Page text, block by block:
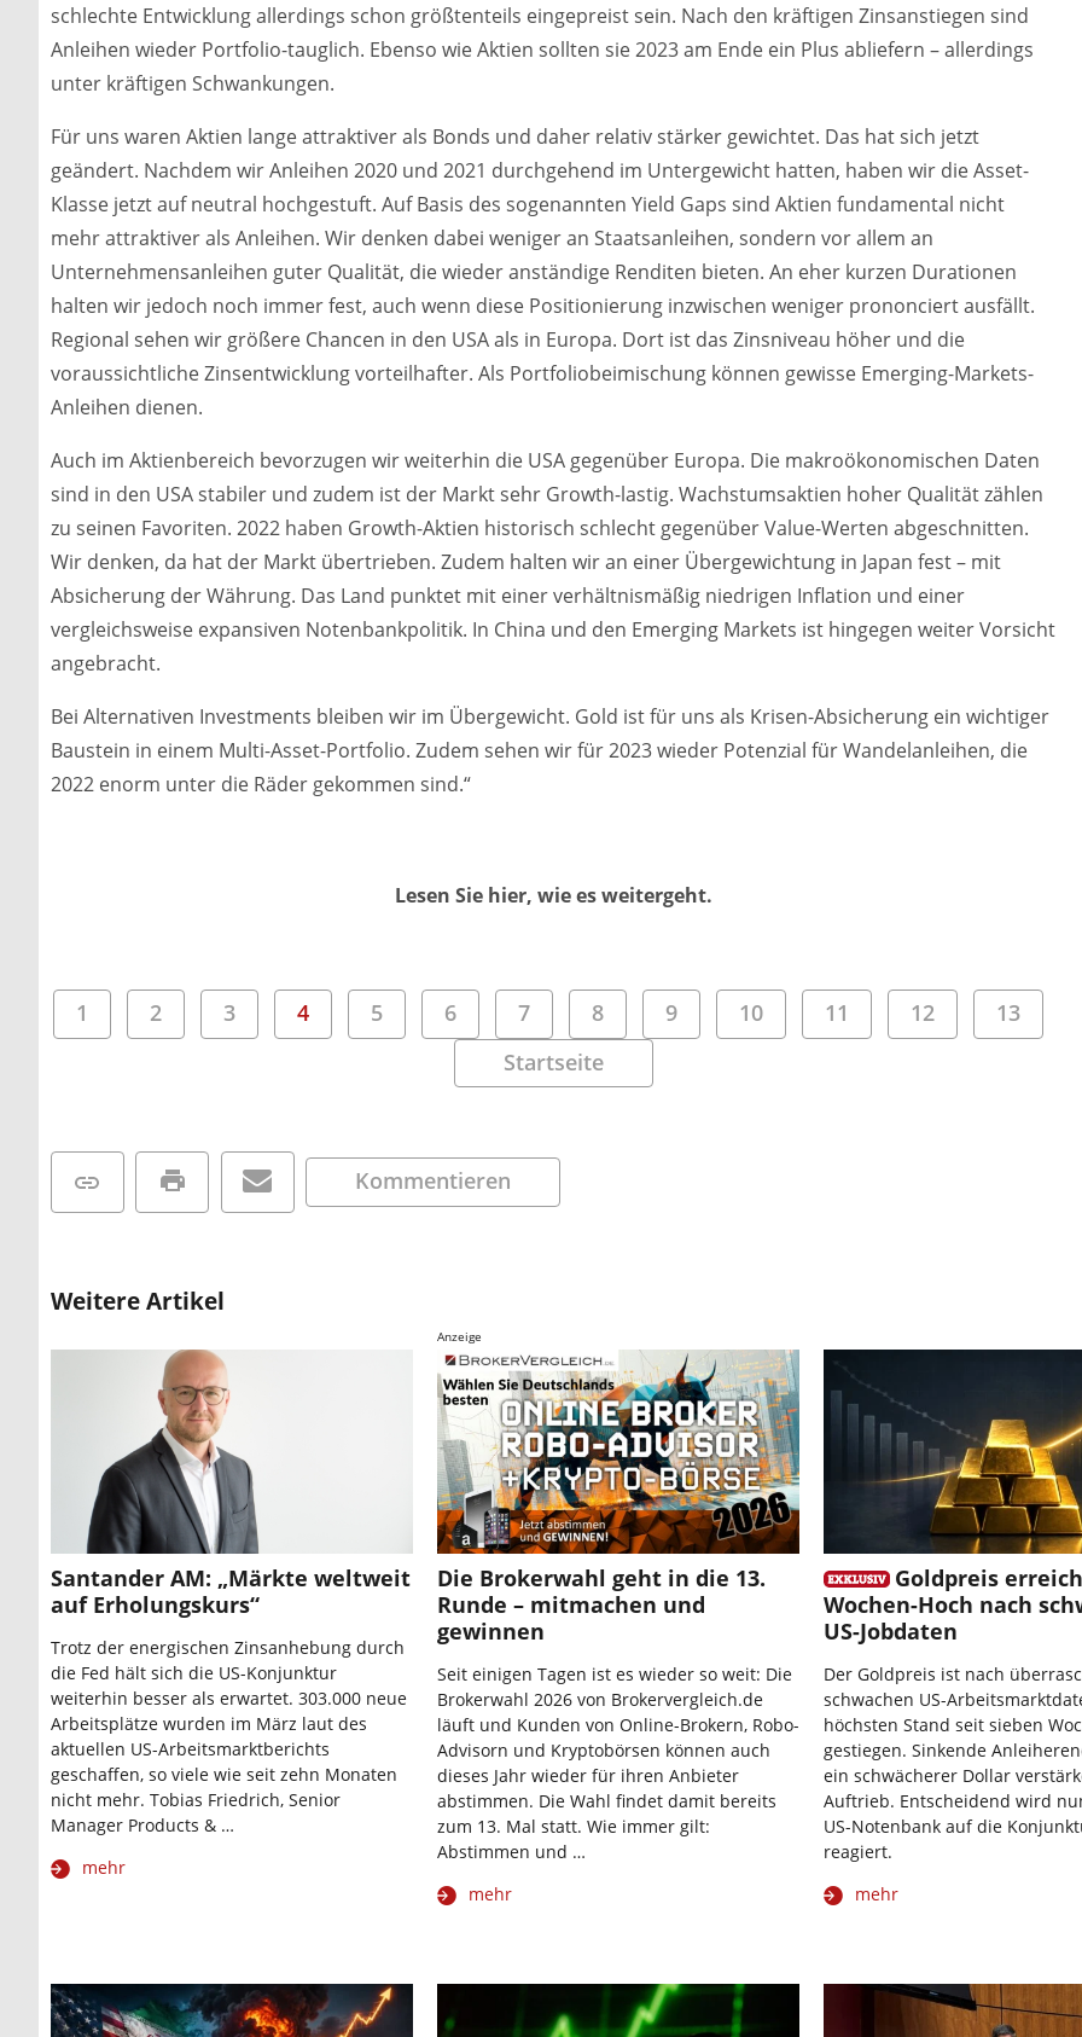
schlechte Entwicklung allerdings schon größtenteils eingepreist sein. Nach den kräftigen Zinsanstiegen sind
Anleihen wieder Portfolio-tauglich. Ebenso wie Aktien sollten sie 2023 am Ende ein Plus abliefern – allerdings
unter kräftigen Schwankungen.
Für uns waren Aktien lange attraktiver als Bonds und daher relativ stärker gewichtet. Das hat sich jetzt
geändert. Nachdem wir Anleihen 2020 und 2021 durchgehend im Untergewicht hatten, haben wir die Asset-
Klasse jetzt auf neutral hochgestuft. Auf Basis des sogenannten Yield Gaps sind Aktien fundamental nicht
mehr attraktiver als Anleihen. Wir denken dabei weniger an Staatsanleihen, sondern vor allem an
Unternehmensanleihen guter Qualität, die wieder anständige Renditen bieten. An eher kurzen Durationen
halten wir jedoch noch immer fest, auch wenn diese Positionierung inzwischen weniger prononciert ausfällt.
Regional sehen wir größere Chancen in den USA als in Europa. Dort ist das Zinsniveau höher und die
voraussichtliche Zinsentwicklung vorteilhafter. Als Portfoliobeimischung können gewisse Emerging-Markets-
Anleihen dienen.
Auch im Aktienbereich bevorzugen wir weiterhin die USA gegenüber Europa. Die makroökonomischen Daten
sind in den USA stabiler und zudem ist der Markt sehr Growth-lastig. Wachstumsaktien hoher Qualität zählen
zu seinen Favoriten. 2022 haben Growth-Aktien historisch schlecht gegenüber Value-Werten abgeschnitten.
Wir denken, da hat der Markt übertrieben. Zudem halten wir an einer Übergewichtung in Japan fest – mit
Absicherung der Währung. Das Land punktet mit einer verhältnismäßig niedrigen Inflation und einer
vergleichsweise expansiven Notenbankpolitik. In China und den Emerging Markets ist hingegen weiter Vorsicht
angebracht.
Bei Alternativen Investments bleiben wir im Übergewicht. Gold ist für uns als Krisen-Absicherung ein wichtiger
Baustein in einem Multi-Asset-Portfolio. Zudem sehen wir für 2023 wieder Potenzial für Wandelanleihen, die
2022 enorm unter die Räder gekommen sind.“
Lesen Sie hier, wie es weitergeht.
1 2 3 4 5 6 7 8 9 10 11 12
13
Startseite
Kommentieren
Weitere Artikel
Santander AM: „Märkte weltweit
auf Erholungskurs“
Trotz der energischen Zinsanhebung durch
die Fed hält sich die US-Konjunktur
weiterhin besser als erwartet. 303.000 neue
Arbeitsplätze wurden im März laut des
aktuellen US-Arbeitsmarktberichts
geschaffen, so viele wie seit zehn Monaten
nicht mehr. Tobias Friedrich, Senior
Manager Products & …
mehr
Anzeige
Die Brokerwahl geht in die 13.
Runde – mitmachen und
gewinnen
Seit einigen Tagen ist es wieder so weit: Die
Brokerwahl 2026 von Brokervergleich.de
läuft und Kunden von Online-Brokern, Robo-
Advisorn und Kryptobörsen können auch
dieses Jahr wieder für ihren Anbieter
abstimmen. Die Wahl findet damit bereits
zum 13. Mal statt. Wie immer gilt:
Abstimmen und …
mehr
Goldpreis
Wochen-Hoch nach
US-Jobdaten
Der Goldpreis ist nach
schwachen US-
höchsten Stand seit sieben
gestiegen. Sinkende
ein schwächerer Dollar
Auftrieb. Entscheidend wird
US-Notenbank auf die
reagiert.
mehr